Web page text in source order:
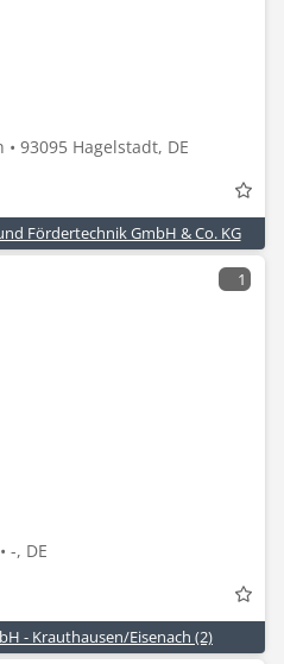
93095 Hagelstadt, DE
Fördertechnik GmbH & Co. KG
1
-, DE
- Krauthausen/Eisenach (2)